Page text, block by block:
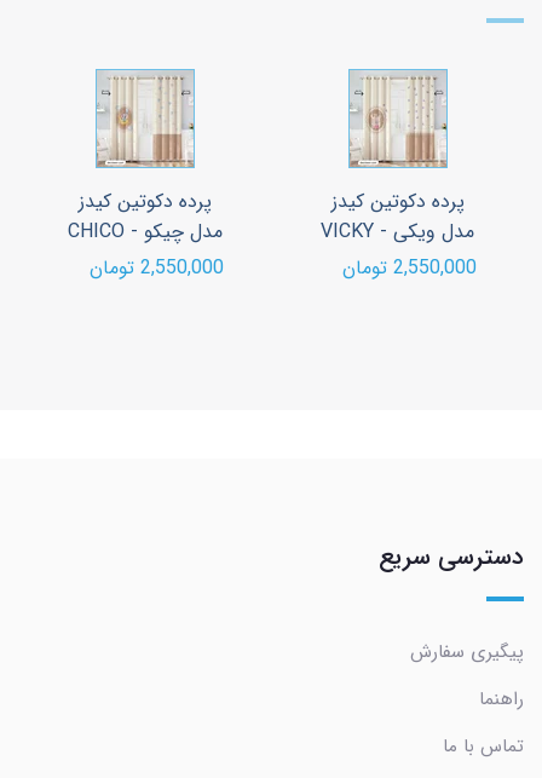
پرده دکوتین کیدز
مدل ویکی - VICKY
2,550,000 تومان
پرده دکوتین کیدز
مدل چیکو - CHICO
2,550,000 تومان
دسترسی سریع
پیگیری سفارش
راهنما
تماس با ما